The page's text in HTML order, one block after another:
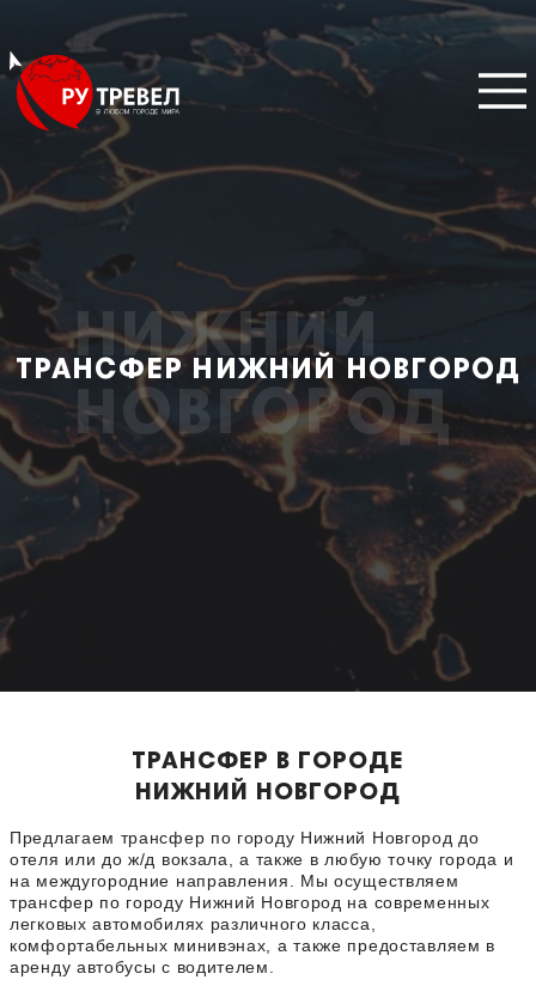
ТРАНСФЕР НИЖНИЙ НОВГОРОД
НИЖНИЙ
НОВГОРОД
ТРАНСФЕР В ГОРОДЕ
НИЖНИЙ НОВГОРОД
Предлагаем трансфер по городу Нижний Новгород до
отеля или до ж/д вокзала, а также в любую точку города и
на междугородние направления. Мы осуществляем
трансфер по городу Нижний Новгород на современных
легковых автомобилях различного класса,
комфортабельных минивэнах, а также предоставляем в
аренду автобусы с водителем.